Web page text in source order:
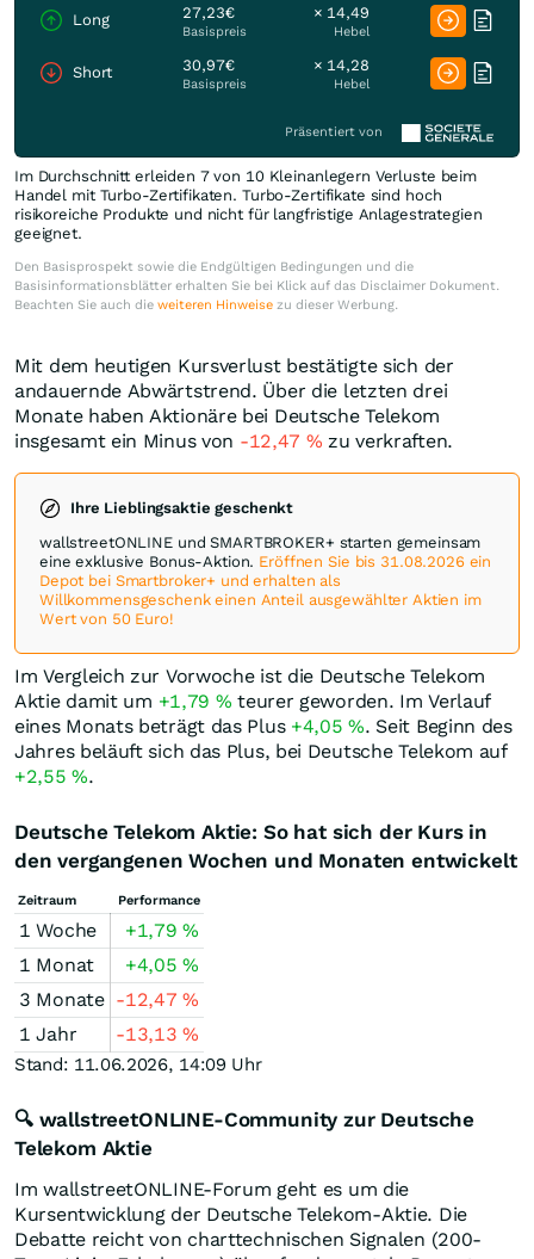
Long 27,23€
Basispreis
× 14,49
Hebel
Short 30,97€
Basispreis
× 14,28
Hebel
Präsentiert von
Im Durchschnitt erleiden 7 von 10 Kleinanlegern Verluste beim
Handel mit Turbo-Zertifikaten. Turbo-Zertifikate sind hoch
risikoreiche Produkte und nicht für langfristige Anlagestrategien
geeignet.
Den Basisprospekt sowie die Endgültigen Bedingungen und die
Basisinformationsblätter erhalten Sie bei Klick auf das Disclaimer Dokument.
Beachten Sie auch die weiteren Hinweise zu dieser Werbung.
Mit dem heutigen Kursverlust bestätigte sich der
andauernde Abwärtstrend. Über die letzten drei
Monate haben Aktionäre bei Deutsche Telekom
insgesamt ein Minus von -12,47 % zu verkraften.
Ihre Lieblingsaktie geschenkt
wallstreetONLINE und SMARTBROKER+ starten gemeinsam
eine exklusive Bonus-Aktion. Eröffnen Sie bis 31.08.2026 ein
Depot bei Smartbroker+ und erhalten als
Willkommensgeschenk einen Anteil ausgewählter Aktien im
Wert von 50 Euro!
Im Vergleich zur Vorwoche ist die Deutsche Telekom
Aktie damit um +1,79 % teurer geworden. Im Verlauf
eines Monats beträgt das Plus +4,05%. Seit Beginn des
Jahres beläuft sich das Plus, bei Deutsche Telekom auf
+2,55%.
Deutsche Telekom Aktie: So hat sich der Kurs in
den vergangenen Wochen und Monaten entwickelt
Zeitraum Performance
1 Woche +1,79%
1 Monat
+4,05%
3 Monate -12,47%
1 Jahr
-13,13%
Stand: 11.06.2026, 14:09 Uhr
🔍 wallstreetONLINE-Community zur Deutsche
Telekom Aktie
Im wallstreetONLINE-Forum geht es um die
Kursentwicklung der Deutsche Telekom-Aktie. Die
Debatte reicht von charttechnischen Signalen (200-